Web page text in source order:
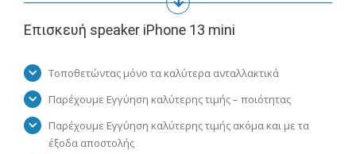
Επισκευή speaker iPhone 13 mini
Τοποθετώντας μόνο τα καλύτερα ανταλλακτικά
Παρέχουμε Εγγύηση καλύτερης τιμής – ποιότητας
Παρέχουμε Εγγύηση καλύτερης τιμής ακόμα και με τα
έξοδα αποστολής